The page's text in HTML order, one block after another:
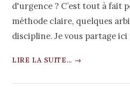
d'urgence ? C’est tout à fait
méthode claire, quelques
discipline. Je vous partage
LIRE LA SUITE... →